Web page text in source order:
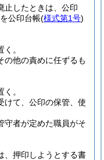
止したときは、公印
公印台帳(様式第1号)
。
の他の責めに任ずるも
。
けて、公印の保管、使
守者が定めた職員がそ
、押印しようとする書